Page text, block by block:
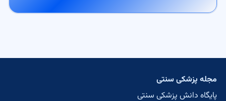
مجله پزشکی سنتی
پایگاه دانش پزشکی سنتی